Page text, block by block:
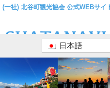
(一社) 北谷町観光協会 公式WEBサイ
日本語